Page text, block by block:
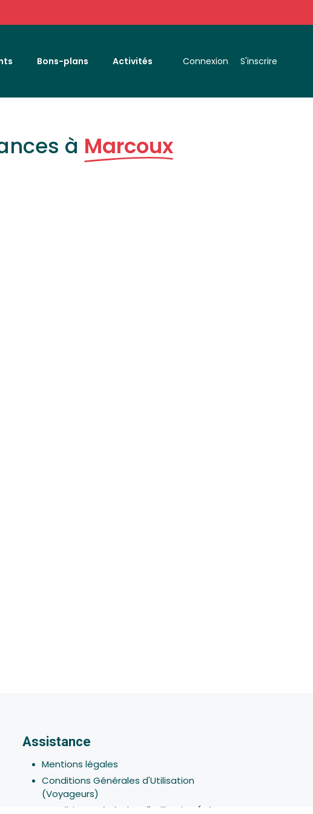
Bons-plans Activités Connexion S'inscrire
à Marcoux
Assistance
Mentions légales
Conditions Générales d'Utilisation
(Voyageurs)
Conditions Générales d'Utilisation (Hôtes -